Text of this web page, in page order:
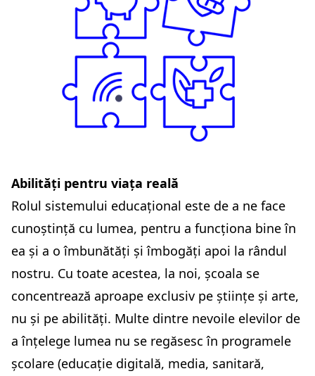
Abilități pentru viața reală
Rolul sistemului educațional este de a ne face
cunoștință cu lumea, pentru a funcționa bine în
ea și a o îmbunătăți și îmbogăți apoi la rândul
nostru. Cu toate acestea, la noi, școala se
concentrează aproape exclusiv pe științe și arte,
nu și pe abilități. Multe dintre nevoile elevilor de
a înțelege lumea nu se regăsesc în programele
școlare (educație digitală, media, sanitară,